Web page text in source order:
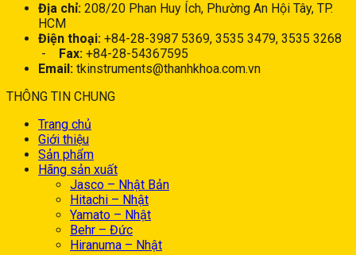
Địa chỉ: 208/20 Phan Huy Ích, Phường An Hội Tây, TP.
HCM
Điện thoại: +84-28-3987 5369, 3535 3479, 3535 3268
- Fax: +84-28-54367595
Email: tkinstruments@thanhkhoa.com.vn
THÔNG TIN CHUNG
Trang chủ
Giới thiệu
Sản phẩm
Hãng sản xuất
Jasco – Nhật Bản
Hitachi – Nhật
Yamato – Nhật
Behr – Đức
Hiranuma – Nhật